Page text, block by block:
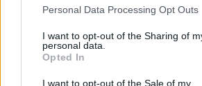
Personal Data Processing Opt Outs
I want to opt-out of the Sharing of
personal data.
Opted In
I want to opt-out of the Sale of my
In evidenza